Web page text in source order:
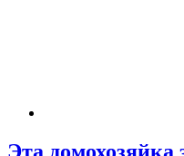
Эта домохозяйка